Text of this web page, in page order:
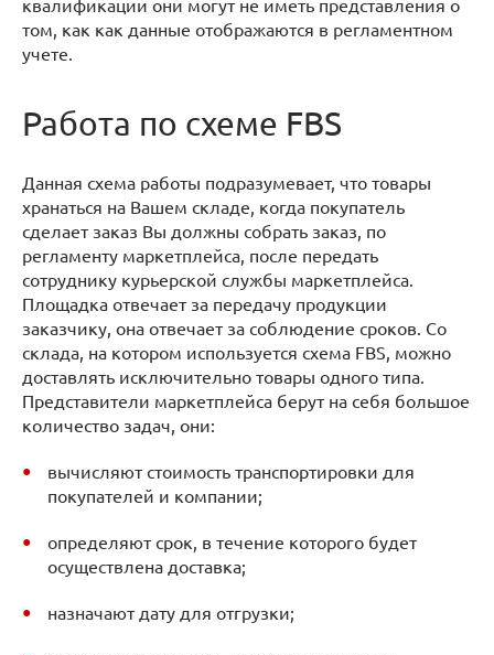
квалификации они могут не иметь представления о
том, как как данные отображаются в регламентном
учете.
Работа по схеме FBS
Данная схема работы подразумевает, что товары
хранаться на Вашем складе, когда покупатель
сделает заказ Вы должны собрать заказ, по
регламенту маркетплейса, после передать
сотруднику курьерской службы маркетплейса.
Площадка отвечает за передачу продукции
заказчику, она отвечает за соблюдение сроков. Со
склада, на котором используется схема FBS, можно
доставлять исключительно товары одного типа.
Представители маркетплейса берут на себя большое
количество задач, они:
вычисляют стоимость транспортировки для
покупателей и компании;
определяют срок, в течение которого будет
осуществлена доставка;
назначают дату для отгрузки;